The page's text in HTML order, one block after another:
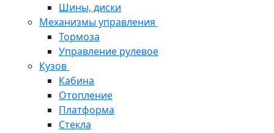
Шины, диски
Механизмы управления
Тормоза
Управление рулевое
Кузов
Кабина
Отопление
Платформа
Стекла